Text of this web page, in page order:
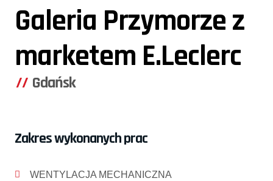
Galeria Przymorze z
marketem E.Leclerc
Gdańsk
Zakres wykonanych prac
WENTYLACJA MECHANICZNA